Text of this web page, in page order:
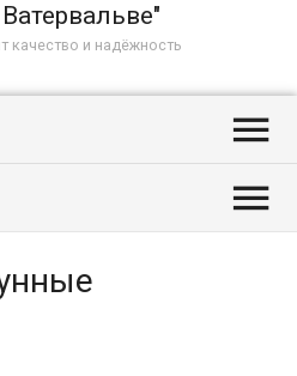
качество и надёжность

